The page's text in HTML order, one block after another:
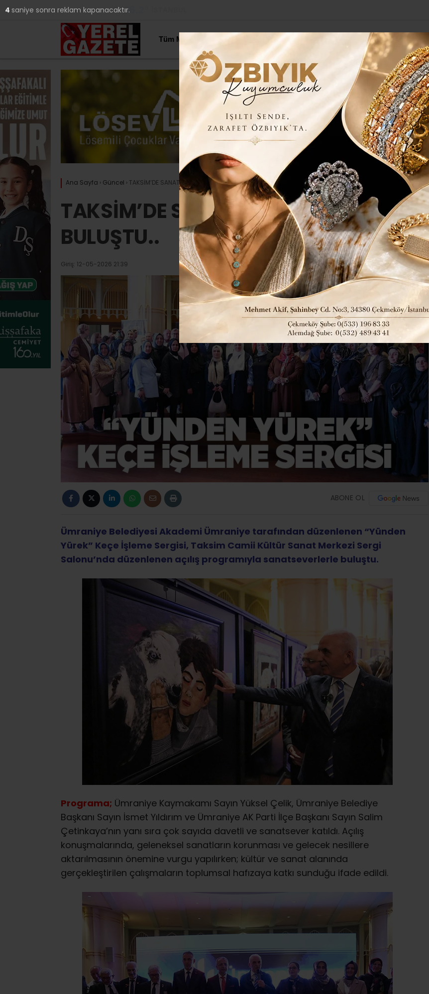
YAZARLAR 26.2
Tüm Manşetler Yerel Haberler Genel Siyaset Kültür Sanat
Ana Sayfa › Güncel › TAKSİM’DE SANATSEVERLERLE BULUŞTU..
TAKSİM’DE SANATSEVERLERLE
BULUŞTU..
Giriş: 12-05-2026 21:39 37 Güncel Kültür Sanat
ABONE OL
Ümraniye Belediyesi Akademi Ümraniye tarafından düzenlenen “Yünden
Yürek” Keçe İşleme Sergisi, Taksim Camii Kültür Sanat Merkezi Sergi
Salonu’nda düzenlenen açılış programıyla sanatseverlerle buluştu.
Programa; Ümraniye Kaymakamı Sayın Yüksel Çelik, Ümraniye Belediye
Başkanı Sayın İsmet Yıldırım ve Ümraniye AK Parti İlçe Başkanı Sayın Salim
Çetinkaya’nın yanı sıra çok sayıda davetli ve sanatsever katıldı. Açılış
konuşmalarında, geleneksel sanatların korunması ve gelecek nesillere
aktarılmasının önemine vurgu yapılırken; kültür ve sanat alanında
gerçekleştirilen çalışmaların toplumsal hafızaya katkı sunduğu ifade edildi.
3 saniye sonra reklam kapanacaktır.